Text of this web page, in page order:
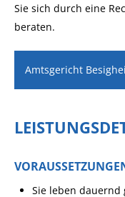
Sie sich durch eine
beraten.
Amtsgericht
Sie leben dauernd